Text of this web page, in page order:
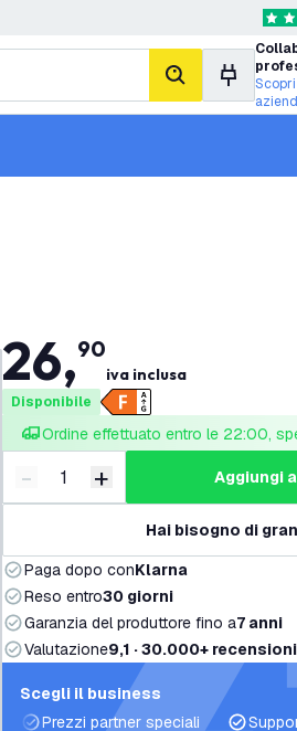
4.6
cerca
26,90
iva inclusa
Disponibile
Ordine effettuato entro le 22:00,
Riduci quantità
- Aumenta quantità
+ aggiungi
Hai bisogno di
Paga dopo conKlarna
Reso entro30 giorni
Garanzia del produttore fino a7 anni
Valutazione9,1 · 30.000+ recensioni
Scegli il business
Prezzi partner speciali